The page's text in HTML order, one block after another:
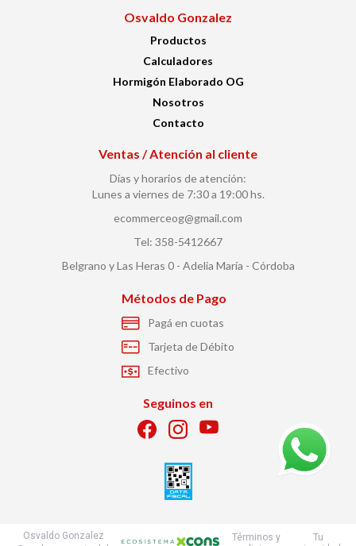
Osvaldo Gonzalez
Productos
Calculadores
Hormigón Elaborado OG
Nosotros
Contacto
Ventas / Atención al cliente
Días y horarios de atención:
Lunes a viernes de 7:30 a 19:00 hs.
ecommerceog@gmail.com
Tel: 358-5412667
Belgrano y Las Heras 0 - Adelia María - Córdoba
Métodos de Pago
Pagá en cuotas
Tarjeta de Débito
Efectivo
Seguinos en
Osvaldo Gonzalez
Términos y
Tu